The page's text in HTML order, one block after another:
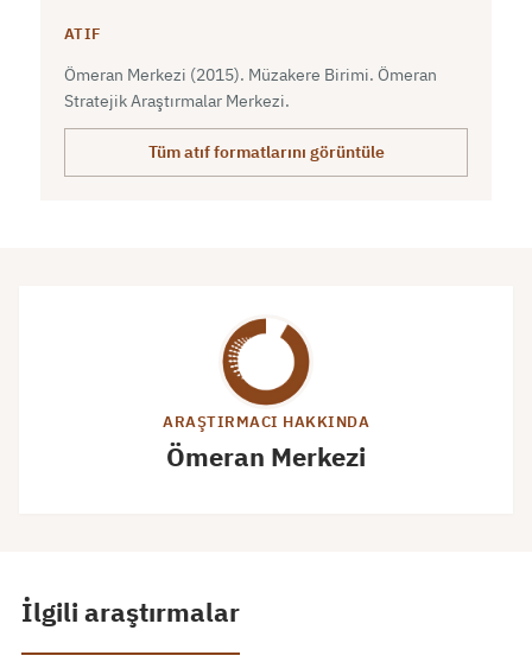
ATIF
Ömeran Merkezi (2015). Müzakere Birimi. Ömeran
Stratejik Araştırmalar Merkezi.
Tüm atıf formatlarını görüntüle
ARAŞTIRMACI HAKKINDA
Ömeran Merkezi
İlgili araştırmalar